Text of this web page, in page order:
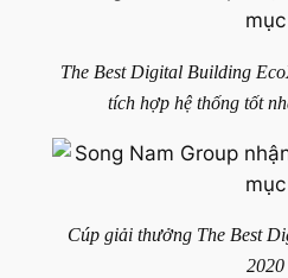
The Best Digital Building
tích hợp hệ thống tốt
Cúp giải thưởng The Best
2020